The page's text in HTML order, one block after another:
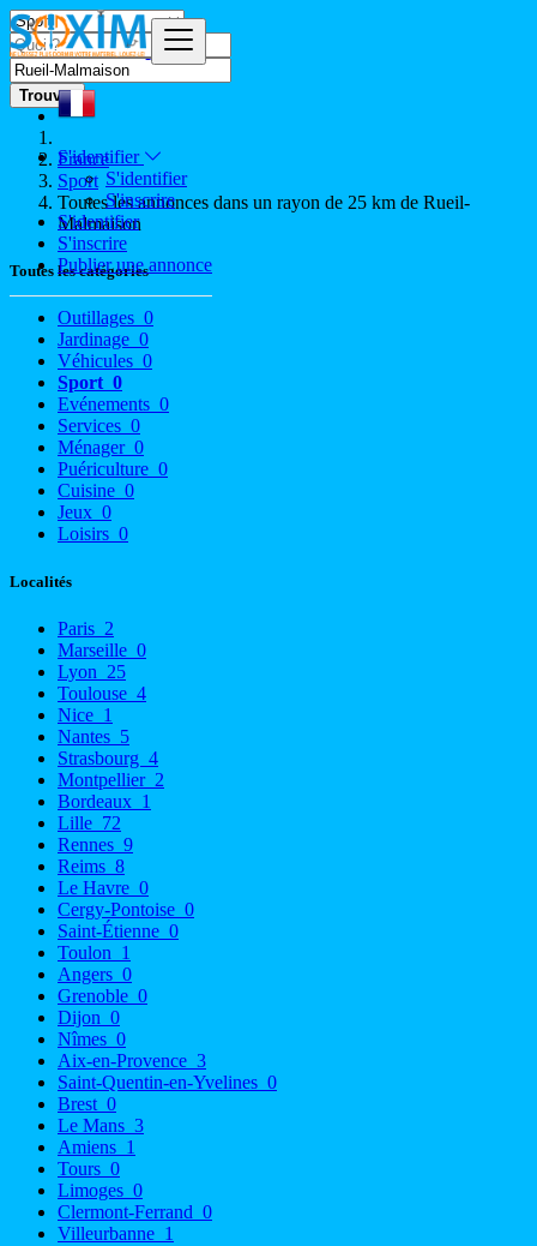
S'identifier
S'identifier
S'inscrire
S'identifier
S'inscrire
Publier une annonce
Trouver
France
Sport
Toutes les annonces dans un rayon de 25 km de Rueil-
Malmaison
Toutes les catégories
Outillages 0
Jardinage 0
Véhicules 0
Sport 0
Evénements 0
Services 0
Ménager 0
Puériculture 0
Cuisine 0
Jeux 0
Loisirs 0
Localités
Paris 2
Marseille 0
Lyon 25
Toulouse 4
Nice 1
Nantes 5
Strasbourg 4
Montpellier 2
Bordeaux 1
Lille 72
Rennes 9
Reims 8
Le Havre 0
Cergy-Pontoise 0
Saint-Étienne 0
Toulon 1
Angers 0
Grenoble 0
Dijon 0
Nîmes 0
Aix-en-Provence 3
Saint-Quentin-en-Yvelines 0
Brest 0
Le Mans 3
Amiens 1
Tours 0
Limoges 0
Clermont-Ferrand 0
Villeurbanne 1